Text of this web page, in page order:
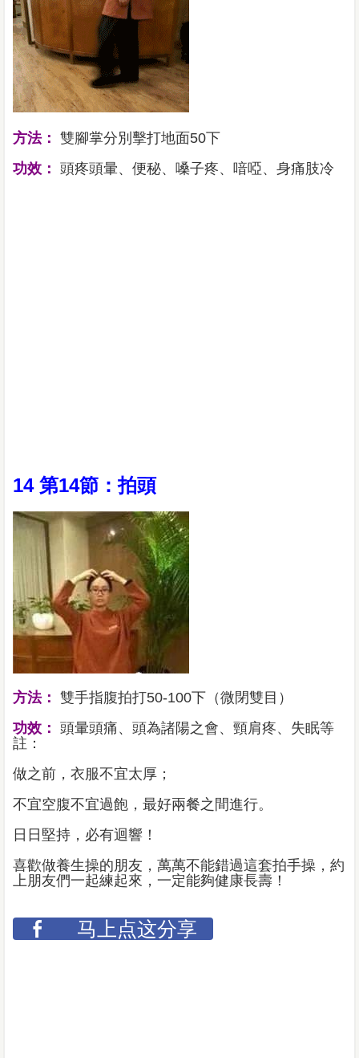
方法： 雙腳掌分別擊打地面50下
功效： 頭疼頭暈、便秘、嗓子疼、喑啞、身痛肢冷
14 第14節：拍頭
方法： 雙手指腹拍打50-100下（微閉雙目）
功效： 頭暈頭痛、頭為諸陽之會、頸肩疼、失眠等
註：
做之前，衣服不宜太厚；
不宜空腹不宜過飽，最好兩餐之間進行。
日日堅持，必有迴響！
喜歡做養生操的朋友，萬萬不能錯過這套拍手操，約
上朋友們一起練起來，一定能夠健康長壽！
马上点这分享